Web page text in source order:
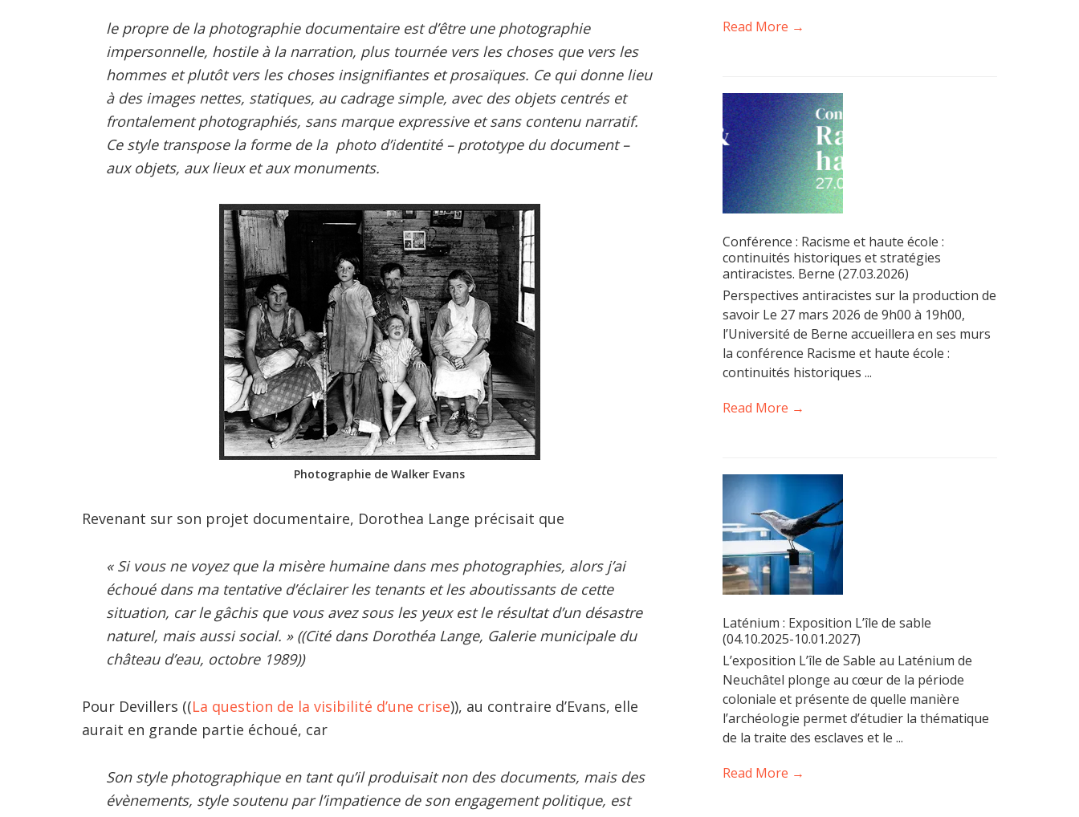
le propre de la photographie documentaire est d’être une photographie
impersonnelle, hostile à la narration, plus tournée vers les choses que vers les
hommes et plutôt vers les choses insignifiantes et prosaïques. Ce qui donne lieu
à des images nettes, statiques, au cadrage simple, avec des objets centrés et
frontalement photographiés, sans marque expressive et sans contenu narratif.
Ce style transpose la forme de la photo d’identité – prototype du document –
aux objets, aux lieux et aux monuments.
Photographie de Walker Evans
Revenant sur son projet documentaire, Dorothea Lange précisait que
« Si vous ne voyez que la misère humaine dans mes photographies, alors j’ai
échoué dans ma tentative d’éclairer les tenants et les aboutissants de cette
situation, car le gâchis que vous avez sous les yeux est le résultat d’un désastre
naturel, mais aussi social. » ((Cité dans Dorothéa Lange, Galerie municipale du
château d’eau, octobre 1989))
Pour Devillers ((La question de la visibilité d’une crise)), au contraire d’Evans, elle
aurait en grande partie échoué, car
Son style photographique en tant qu’il produisait non des documents, mais des
évènements, style soutenu par l’impatience de son engagement politique, est
Read More →
Conférence : Racisme et haute école :
continuités historiques et stratégies
antiracistes. Berne (27.03.2026)
Perspectives antiracistes sur la production de
savoir Le 27 mars 2026 de 9h00 à 19h00,
l’Université de Berne accueillera en ses murs
la conférence Racisme et haute école :
continuités historiques ...
Read More →
Laténium : Exposition L’île de sable
(04.10.2025-10.01.2027)
L’exposition L’île de Sable au Laténium de
Neuchâtel plonge au cœur de la période
coloniale et présente de quelle manière
l’archéologie permet d’étudier la thématique
de la traite des esclaves et le ...
Read More →